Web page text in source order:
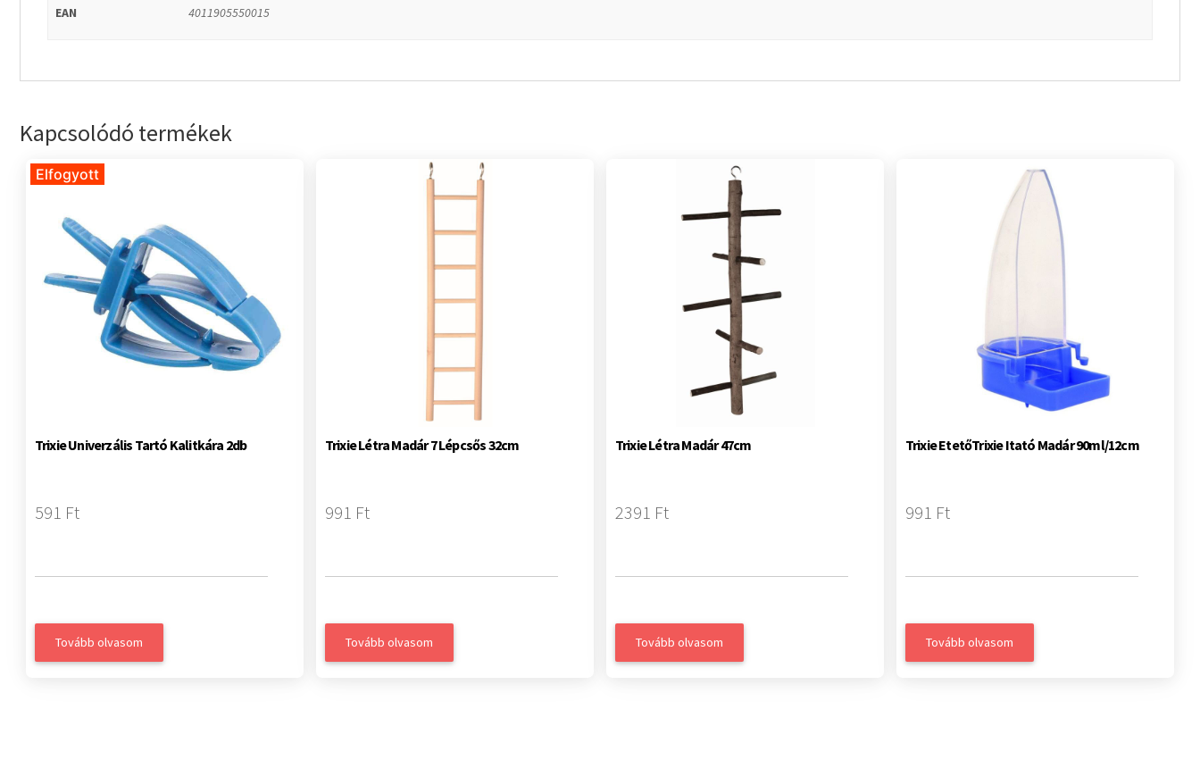
EAN 4011905550015
Kapcsolódó termékek
Elfogyott
Trixie Univerzális Tartó Kalitkára 2db
591 Ft
Tovább olvasom
Trixie Létra Madár 7 Lépcsős 32cm
991 Ft
Tovább olvasom
Trixie Létra Madár 47cm
2391 Ft
Tovább olvasom
Trixie EtetőTrixie Itató Madár 90ml/12cm
991 Ft
Tovább olvasom